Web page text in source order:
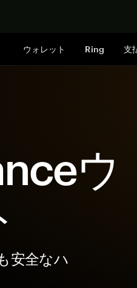
ウォレット Ring 支
ウ
安全なハ